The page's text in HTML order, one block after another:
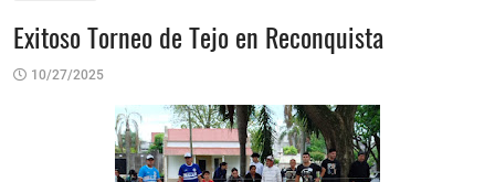
Exitoso Torneo de Tejo en Reconquista
10/27/2025